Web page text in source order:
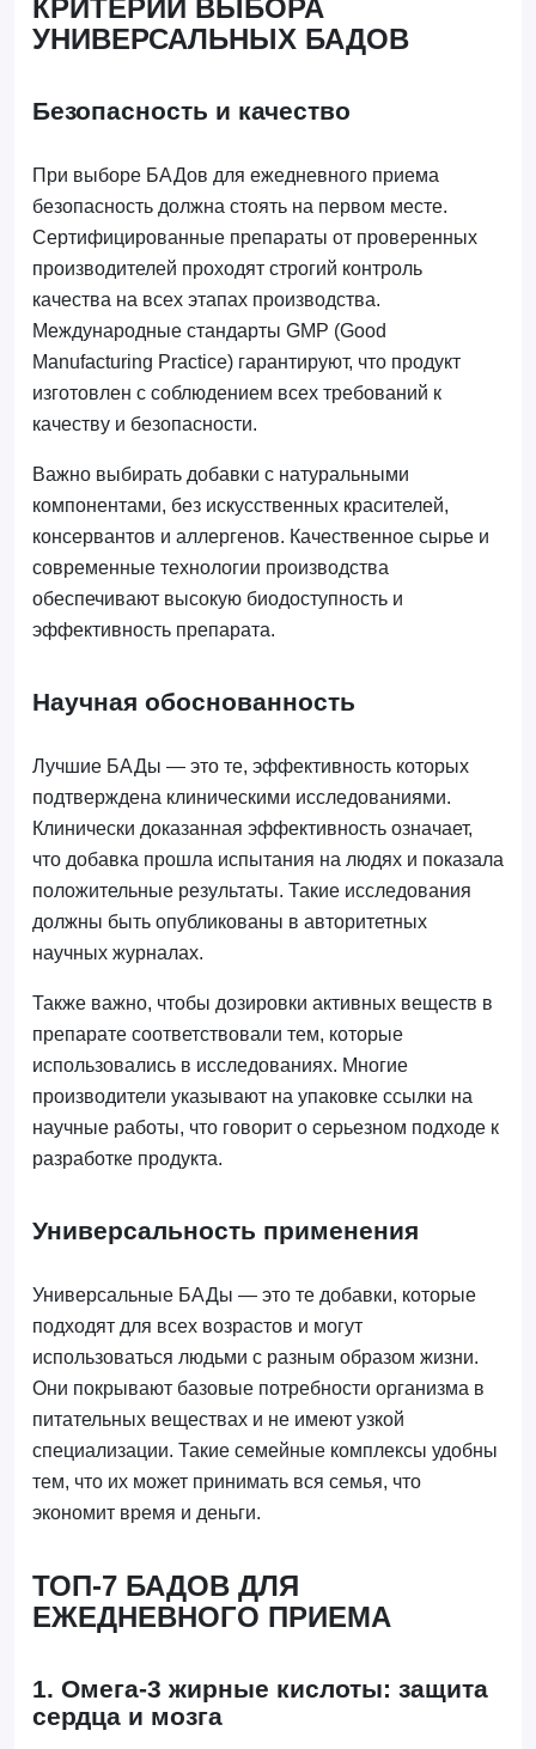
КРИТЕРИИ ВЫБОРА
УНИВЕРСАЛЬНЫХ БАДОВ
Безопасность и качество
При выборе БАДов для ежедневного приема
безопасность должна стоять на первом месте.
Сертифицированные препараты от проверенных
производителей проходят строгий контроль
качества на всех этапах производства.
Международные стандарты GMP (Good
Manufacturing Practice) гарантируют, что продукт
изготовлен с соблюдением всех требований к
качеству и безопасности.
Важно выбирать добавки с натуральными
компонентами, без искусственных красителей,
консервантов и аллергенов. Качественное сырье и
современные технологии производства
обеспечивают высокую биодоступность и
эффективность препарата.
Научная обоснованность
Лучшие БАДы — это те, эффективность которых
подтверждена клиническими исследованиями.
Клинически доказанная эффективность означает,
что добавка прошла испытания на людях и показала
положительные результаты. Такие исследования
должны быть опубликованы в авторитетных
научных журналах.
Также важно, чтобы дозировки активных веществ в
препарате соответствовали тем, которые
использовались в исследованиях. Многие
производители указывают на упаковке ссылки на
научные работы, что говорит о серьезном подходе к
разработке продукта.
Универсальность применения
Универсальные БАДы — это те добавки, которые
подходят для всех возрастов и могут
использоваться людьми с разным образом жизни.
Они покрывают базовые потребности организма в
питательных веществах и не имеют узкой
специализации. Такие семейные комплексы удобны
тем, что их может принимать вся семья, что
экономит время и деньги.
ТОП-7 БАДОВ ДЛЯ
ЕЖЕДНЕВНОГО ПРИЕМА
1. Омега-3 жирные кислоты: защита
сердца и мозга